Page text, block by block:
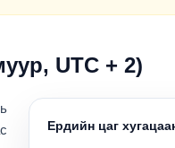
UTC + 2)
Ердийн цаг